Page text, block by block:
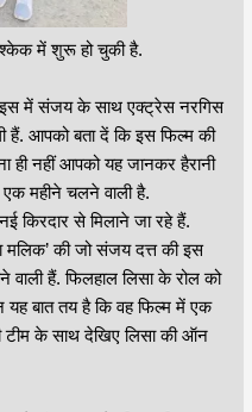
में शुरू हो चुकी है.
इस में संजय के साथ एक्ट्रेस नरगिस
आपको बता दें कि इस फिल्म की
ही नहीं आपको यह जानकर हैरानी
महीने चलने वाली है.
किरदार से मिलाने जा रहे हैं.
की जो संजय दत्त की इस
वाली हैं. फिलहाल लिसा के रोल को
बात तय है कि वह फिल्म में एक
टीम के साथ देखिए लिसा की ऑन